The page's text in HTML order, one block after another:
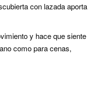
con lazada aporta
y hace que siente
como para cenas,